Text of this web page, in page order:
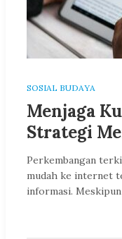
SOSIAL BUDAYA
Menjaga
Strategi
Perkembangan
mudah ke internet
informasi.